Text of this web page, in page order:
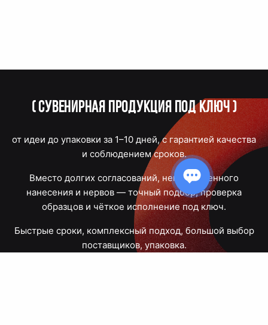
(Сувенирная продукция под ключ)
от идеи до упаковки за 1–10 дней, с гарантией качества
и соблюдением сроков.
Вместо долгих согласований, некачественного
нанесения и нервов — точный подбор, проверка
образцов и чёткое исполнение под ключ.
Быстрые сроки, комплексный подход, большой выбор
поставщиков, упаковка.